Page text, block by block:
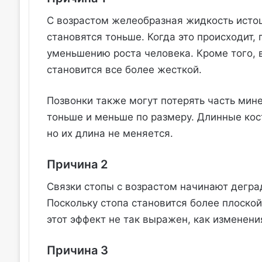
С возрастом желеобразная жидкость
становятся тоньше. Когда это
уменьшению роста человека. Кроме того,
становится все более жесткой.
Позвонки также могут потерять часть
тоньше и меньше по размеру. Длинные
но их длина не меняется.
Причина 2
Связки стопы с возрастом начинают
Поскольку стопа становится более
этот эффект не так выражен, как
Причина 3